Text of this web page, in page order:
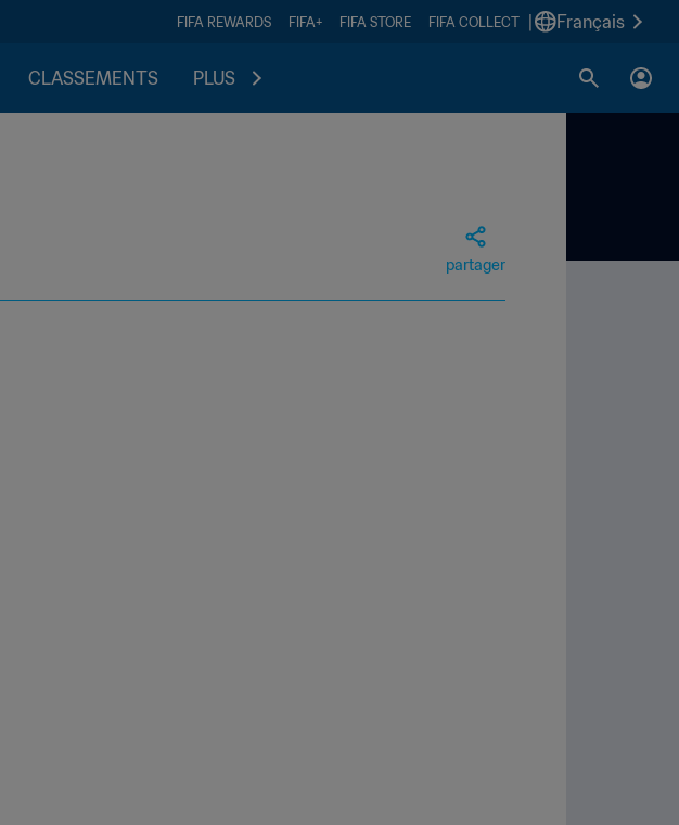
FIFA REWARDS FIFA+ FIFA STORE FIFA COLLECT Français
CLASSEMENTS PLUS
partager